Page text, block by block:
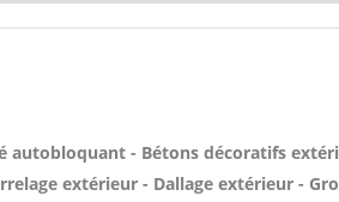
autobloquant - Bétons décoratifs
extérieur - Dallage extérieur -